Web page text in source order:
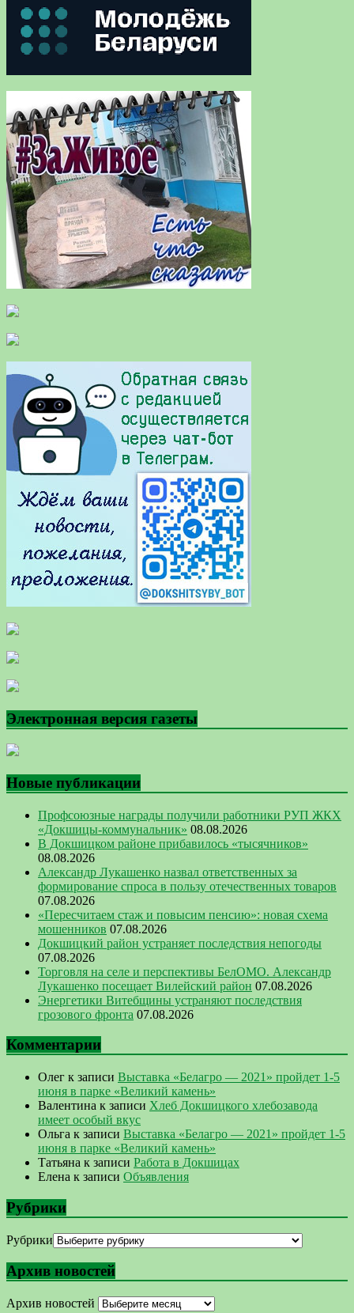
Электронная версия газеты
Новые публикации
Профсоюзные награды получили работники РУП ЖКХ
«Докшицы-коммунальник» 08.08.2026
В Докшицком районе прибавилось «тысячников»
08.08.2026
Александр Лукашенко назвал ответственных за
формирование спроса в пользу отечественных товаров
07.08.2026
«Пересчитаем стаж и повысим пенсию»: новая схема
мошенников 07.08.2026
Докшицкий район устраняет последствия непогоды
07.08.2026
Торговля на селе и перспективы БелОМО. Александр
Лукашенко посещает Вилейский район 07.08.2026
Энергетики Витебщины устраняют последствия
грозового фронта 07.08.2026
Комментарии
Олег к записи Выставка «Белагро — 2021» пройдет 1-5
июня в парке «Великий камень»
Валентина к записи Хлеб Докшицкого хлебозавода
имеет особый вкус
Ольга к записи Выставка «Белагро — 2021» пройдет 1-5
июня в парке «Великий камень»
Татьяна к записи Работа в Докшицах
Елена к записи Объявления
Рубрики
Рубрики
Архив новостей
Архив новостей